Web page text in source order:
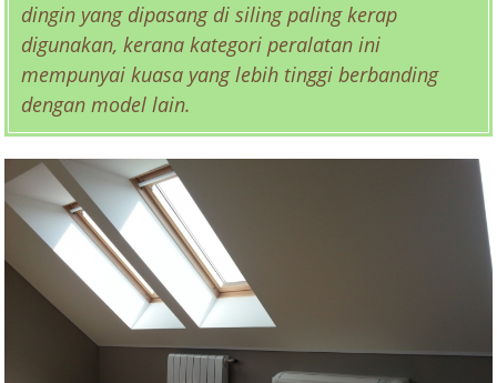
dingin yang dipasang di siling paling kerap
digunakan, kerana kategori peralatan ini
mempunyai kuasa yang lebih tinggi berbanding
dengan model lain.